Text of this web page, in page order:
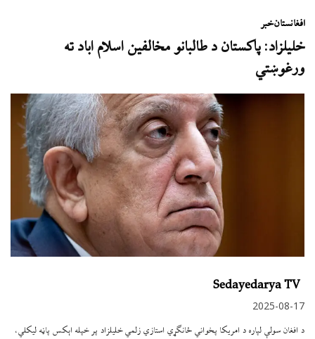
افغانستانخبر
خلیلزاد: پاکستان د طالبانو مخالفین اسلام اباد ته
ورغوښتي
Sedayedarya TV
2025-08-17
د افغان سولې لپاره د امریکا پخواني ځانګړي استازي زلمي خلیلزاد پر خپله اېکس پاڼه لیکلي،